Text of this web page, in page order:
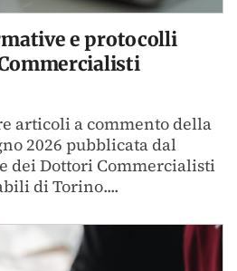
e protocolli
articoli a commento della
2026 pubblicata dal
dei Dottori Commercialisti
di Torino....